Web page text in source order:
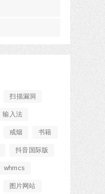
扫描漏洞
输入法
戒烟 书籍
抖音国际版
whmcs
图片网站